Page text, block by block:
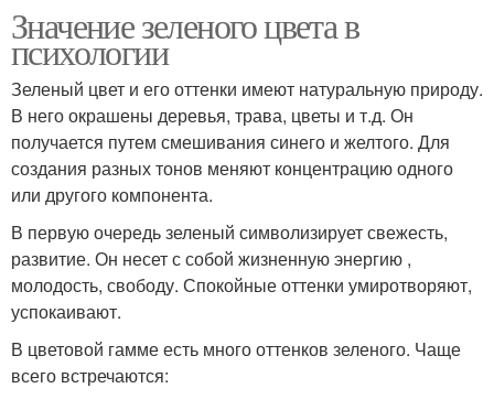
Значение зеленого цвета в
психологии
Зеленый цвет и его оттенки имеют натуральную природу.
В него окрашены деревья, трава, цветы и т.д. Он
получается путем смешивания синего и желтого. Для
создания разных тонов меняют концентрацию одного
или другого компонента.
В первую очередь зеленый символизирует свежесть,
развитие. Он несет с собой жизненную энергию ,
молодость, свободу. Спокойные оттенки умиротворяют,
успокаивают.
В цветовой гамме есть много оттенков зеленого. Чаще
всего встречаются: